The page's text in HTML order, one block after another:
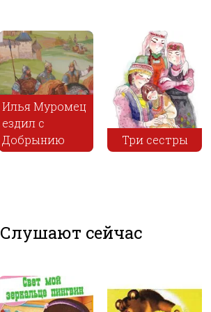
Илья Муромец
ездил с
Добрынию
Три сестры
Слушают сейчас